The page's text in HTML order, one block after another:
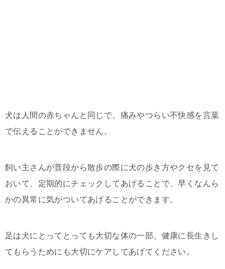
犬は人間の赤ちゃんと同じで、痛みやつらい不快感を言葉
で伝えることができません。
飼い主さんが普段から散歩の際に犬の歩き方やクセを見て
おいて、定期的にチェックしてあげることで、早くなんら
かの異常に気がついてあげることができます。
足は犬にとってとっても大切な体の一部、健康に長生きし
てもらうためにも大切にケアしてあげてください。